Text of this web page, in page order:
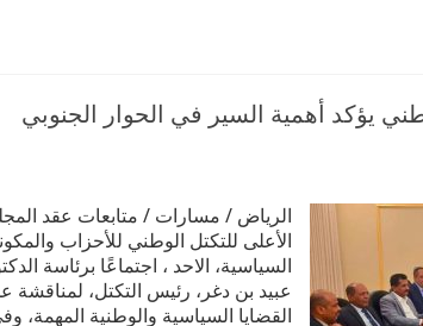
يؤكد أهمية السير في الحوار الجنوبي
الرياض / مسارات / متابعات عقد
الأعلى للتكتل الوطني للأحزاب
السياسية، الاحد ، اجتماعًا برئاسة
عبيد بن دغر، رئيس التكتل، لمناقشة
القضايا السياسية والوطنية المهمة،